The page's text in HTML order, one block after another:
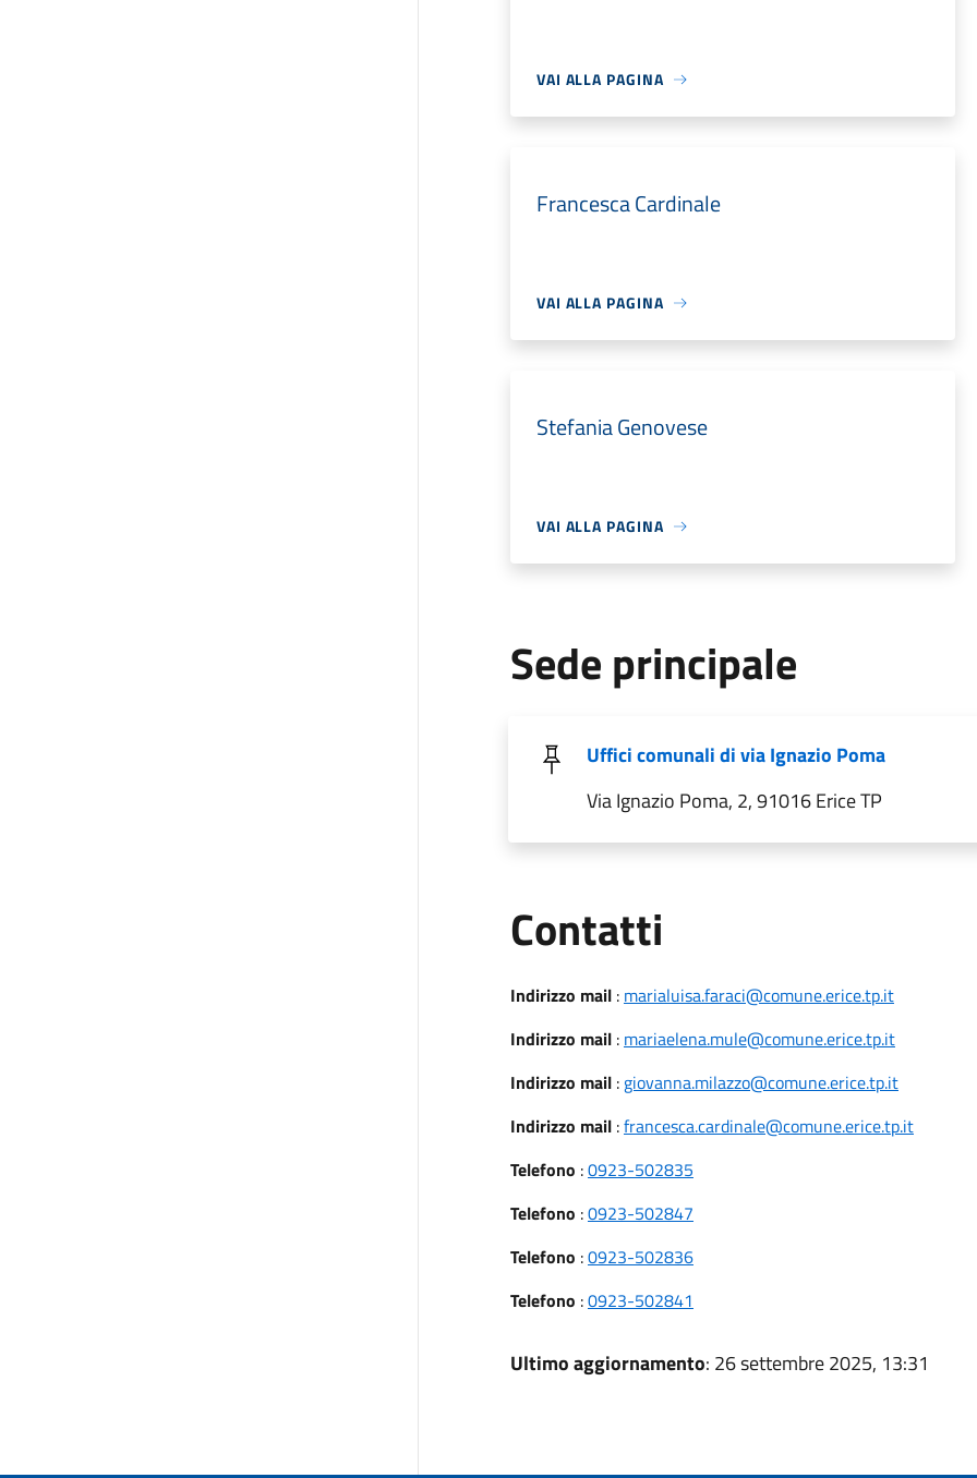
VAI ALLA PAGINA
Francesca Cardinale
VAI ALLA PAGINA
Stefania Genovese
VAI ALLA PAGINA
Sede principale
Uffici comunali di via Ignazio Poma
Via Ignazio Poma, 2, 91016 Erice TP
Contatti
Indirizzo mail: marialuisa.faraci@comune.erice.tp.it
Indirizzo mail: mariaelena.mule@comune.erice.tp.it
Indirizzo mail: giovanna.milazzo@comune.erice.tp.it
Indirizzo mail:francesca.cardinale@comune.erice.tp.it
Telefono :0923-502835
Telefono :0923-502847
Telefono :0923-502836
Telefono :0923-502841
Ultimo aggiornamento: 26 settembre 2025, 13:31